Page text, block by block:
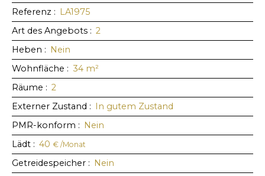
Referenz : LA1975
Art des Angebots : 2
Heben : Nein
Wohnfläche : 34 m²
Räume : 2
Externer Zustand : In gutem Zustand
PMR-konform : Nein
Lädt : 40 € /Monat
Getreidespeicher : Nein